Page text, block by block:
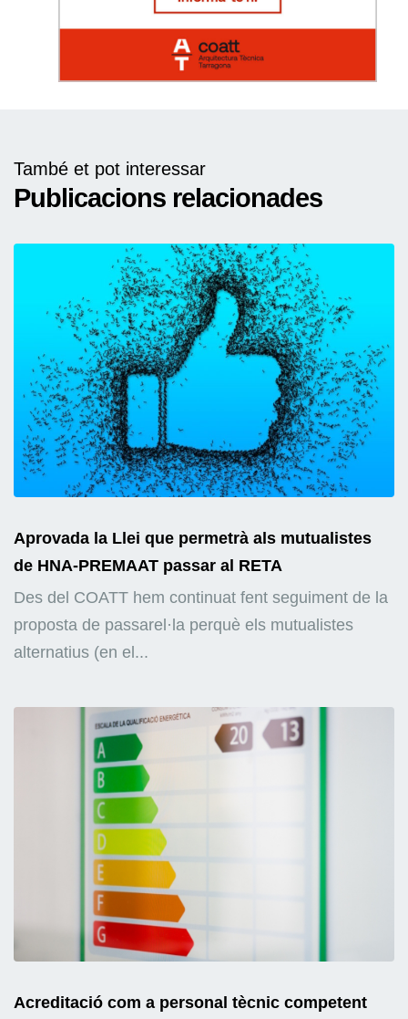
També et pot interessar
Publicacions relacionades
Aprovada la Llei que permetrà als mutualistes
de HNA-PREMAAT passar al RETA
Des del COATT hem continuat fent seguiment de la
proposta de passarel·la perquè els mutualistes
alternatius (en el...
Acreditació com a personal tècnic competent